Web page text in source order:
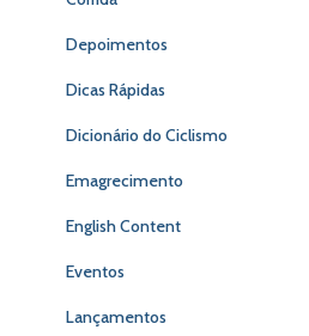
Depoimentos
Dicas Rápidas
Dicionário do Ciclismo
Emagrecimento
English Content
Eventos
Lançamentos